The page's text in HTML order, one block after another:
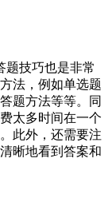
技巧也是非常
法，例如单选题
题方法等等。同
太多时间在一个
此外，还需要注
晰地看到答案和